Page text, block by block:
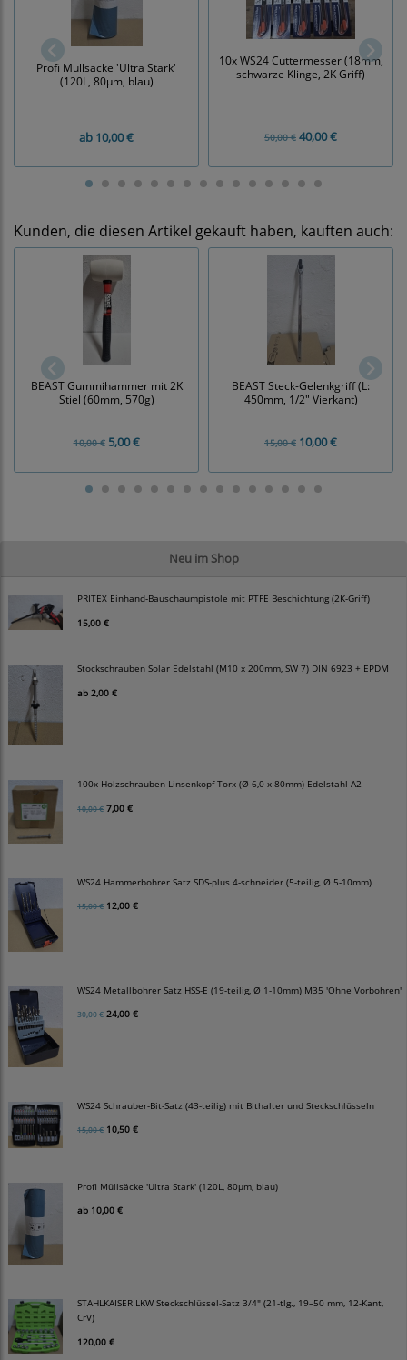
Neu im Shop
PRITEX Einhand-Bauschaumpistole mit PTFE Beschichtung (2K-Griff)
15,00 €
Stockschrauben Solar Edelstahl (M10 x 200mm, SW 7) DIN 6923 + EPDM
ab 2,00 €
100x Holzschrauben Linsenkopf Torx (Ø 6,0 x 80mm) Edelstahl A2
10,00 € 7,00 €
WS24 Hammerbohrer Satz SDS-plus 4-schneider (5-teilig, Ø 5-10mm)
15,00 € 12,00 €
WS24 Metallbohrer Satz HSS-E (19-teilig, Ø 1-10mm) M35 'Ohne Vorbohren'
30,00 € 24,00 €
WS24 Schrauber-Bit-Satz (43-teilig) mit Bithalter und Steckschlüsseln
15,00 € 10,50 €
Profi Müllsäcke 'Ultra Stark' (120L, 80µm, blau)
ab 10,00 €
STAHLKAISER LKW Steckschlüssel-Satz 3/4" (21-tlg., 19–50 mm, 12-Kant,
CrV)
120,00 €
Profi Müllsäcke 'Ultra Stark'
(120L, 80µm, blau)
ab 10,00 €
10x WS24 Cuttermesser (18mm,
schwarze Klinge, 2K Griff)
50,00 € 40,00 €
Kunden, die diesen Artikel gekauft haben, kauften auch:
BEAST Gummihammer mit 2K
Stiel (60mm, 570g)
10,00 €5,00 €
BEAST Steck-Gelenkgriff (L:
450mm, 1/2" Vierkant)
15,00 € 10,00 €